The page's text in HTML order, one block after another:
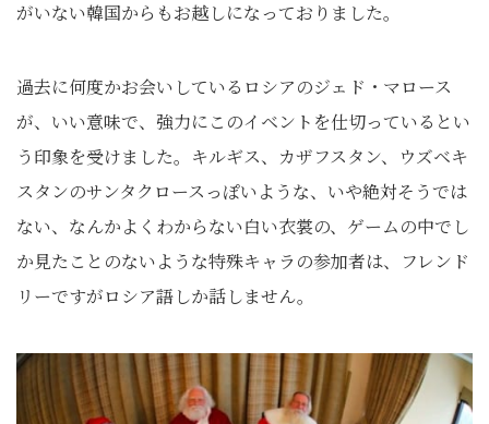
がいない韓国からもお越しになっておりました。
過去に何度かお会いしているロシアのジェド・マロース
が、いい意味で、強力にこのイベントを仕切っているとい
う印象を受けました。キルギス、カザフスタン、ウズベキ
スタンのサンタクロースっぽいような、いや絶対そうでは
ない、なんかよくわからない白い衣裳の、ゲームの中でし
か見たことのないような特殊キャラの参加者は、フレンド
リーですがロシア語しか話しません。